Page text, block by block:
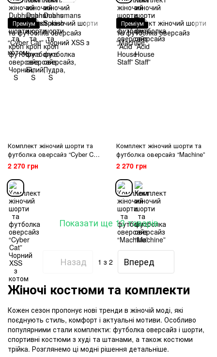
Преміум
Комплект жіночий шорти та
футболка оверсайз “Cyber Cat”
Чорний XSS з котом
2 270 грн
Преміум
Комплект жіночий шорти та
футболка оверсайз “Machine”
2 270 грн
Показати ще 13 товарів
Назад 1 з 2 Вперед
Жіночі костюми та комплекти
Кожен сезон пропонує нові тренди в жіночій моді, які
поєднують стиль, комфорт і актуальні мотиви. Особливо
популярними стали комплекти: футболка оверсайз і шорти,
спортивні костюми з худі та штанами, а також костюми
трійка. Розглянемо ці модні рішення детальніше.